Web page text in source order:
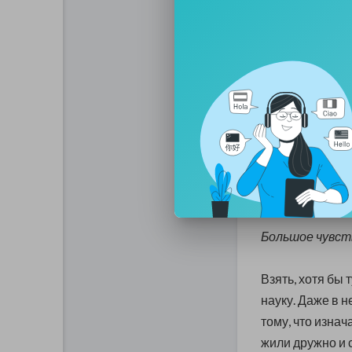
Света, с
каждый
превратить
все народы
Исконные
«АллатРа»!
Приходит к
Большое
Взять, хотя бы
науку. Даже в
тому, что
жили дружно и